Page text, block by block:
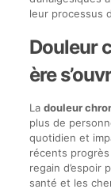
leur processus
Douleur
ère
La douleur
plus de
quotidien et
récents
regain d’espoir
santé et les